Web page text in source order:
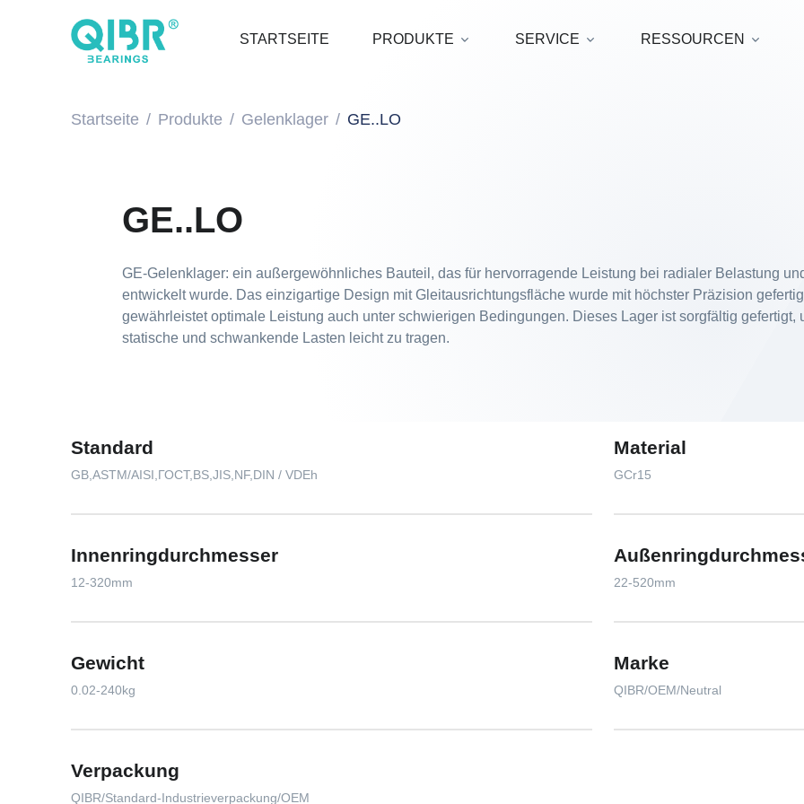
STARTSEITE PRODUKTE SERVICE RESSOURCEN
Startseite Produkte Gelenklager GE..LO
GE..LO
GE-Gelenklager: ein außergewöhnliches Bauteil, das für hervorragende Leistung bei radialer Belastung
entwickelt wurde. Das einzigartige Design mit Gleitausrichtungsfläche wurde mit höchster Präzision
gewährleistet optimale Leistung auch unter schwierigen Bedingungen. Dieses Lager ist sorgfältig gefertigt,
statische und schwankende Lasten leicht zu tragen.
Standard
GB,ASTM/AISI,ГОСТ,BS,JIS,NF,DIN / VDEh
Material
GCr15
Innenringdurchmesser
12-320mm 22-520mm
Gewicht
0.02-240kg
Marke
QIBR/OEM/Neutral
Verpackung
QIBR/Standard-Industrieverpackung/OEM